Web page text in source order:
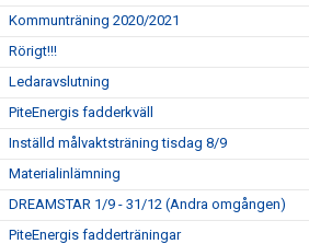
Kommunträning 2020/2021
Rörigt!!!
Ledaravslutning
PiteEnergis fadderkväll
Inställd målvaktsträning tisdag 8/9
Materialinlämning
DREAMSTAR 1/9 - 31/12 (Andra omgången)
PiteEnergis fadderträningar